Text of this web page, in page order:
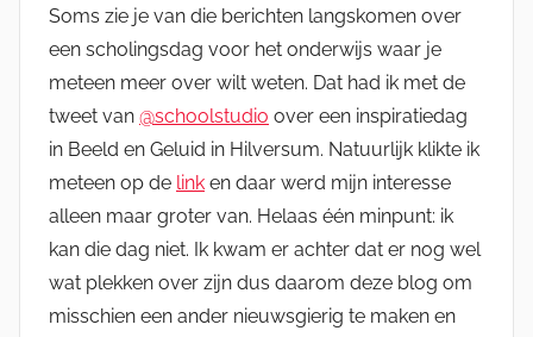
Soms zie je van die berichten langskomen over
een scholingsdag voor het onderwijs waar je
meteen meer over wilt weten. Dat had ik met de
tweet van @schoolstudio over een inspiratiedag
in Beeld en Geluid in Hilversum. Natuurlijk klikte ik
meteen op de link en daar werd mijn interesse
alleen maar groter van. Helaas één minpunt: ik
kan die dag niet. Ik kwam er achter dat er nog wel
wat plekken over zijn dus daarom deze blog om
misschien een ander nieuwsgierig te maken en